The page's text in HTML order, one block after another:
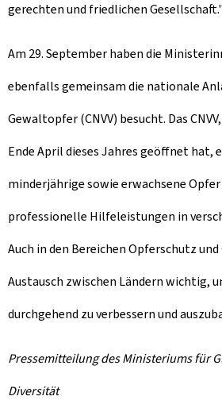
gerechten und friedlichen Gesellschaft."
Am 29. September haben die
ebenfalls gemeinsam die nationale
Gewaltopfer (CNVV) besucht. Das
Ende April dieses Jahres geöffnet hat,
minderjährige sowie erwachsene
professionelle Hilfeleistungen in
Auch in den Bereichen Opferschutz
Austausch zwischen Ländern wichtig,
durchgehend zu verbessern und
Pressemitteilung des Ministeriums für
Diversität